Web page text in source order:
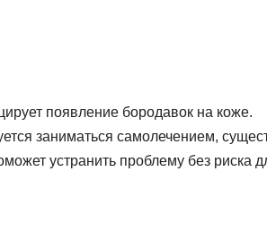
появление бородавок на коже.
заниматься самолечением,
устранить проблему без риска